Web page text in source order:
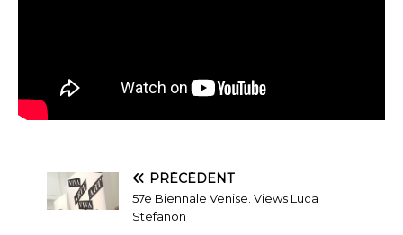
PRÉCÉDENT
57e Biennale Venise. Views Luca
Stefanon